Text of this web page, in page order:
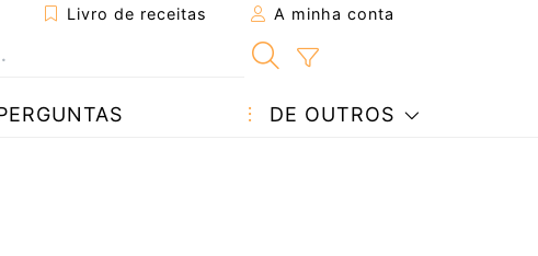
Livro de receitas A minha conta
DE OUTROS